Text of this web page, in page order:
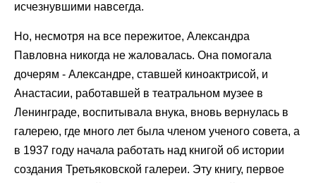
исчезнувшими навсегда.
Но, несмотря на все пережитое, Александра
Павловна никогда не жаловалась. Она помогала
дочерям - Александре, ставшей киноактрисой, и
Анастасии, работавшей в театральном музее в
Ленинграде, воспитывала внука, вновь вернулась в
галерею, где много лет была членом ученого совета, а
в 1937 году начала работать над книгой об истории
создания Третьяковской галереи. Эту книгу, первое